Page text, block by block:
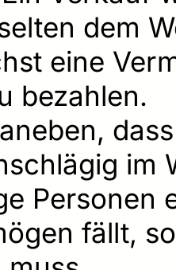
dem
eine
bezahlen.
Personen
fällt,